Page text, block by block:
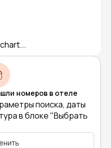
номеров в отеле
поиска, даты
в блоке "Выбрать